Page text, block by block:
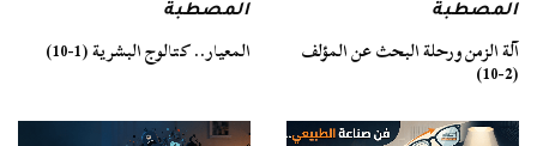
المصطبة
آلة الزمن ورحلة البحث عن المؤلف
(2-10)
المصطبة
المعيار.. كتالوج البشرية (1-10)